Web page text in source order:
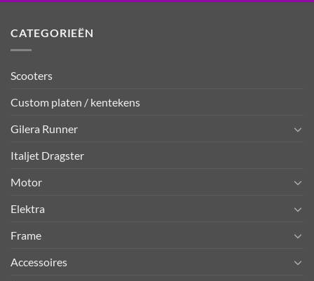
CATEGORIEËN
Scooters
Custom platen / kentekens
Gilera Runner
Italjet Dragster
Motor
Elektra
Frame
Accessoires